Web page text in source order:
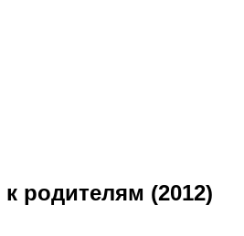
родителям (2012)